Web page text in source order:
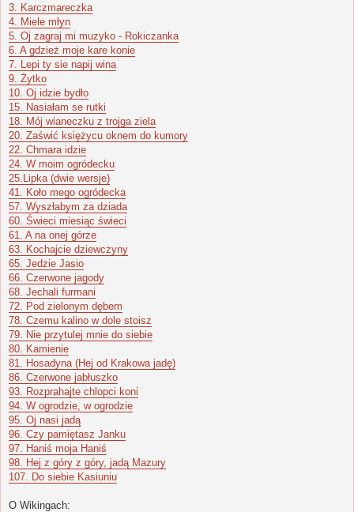
3. Karczmareczka
4. Miele młyn
5. Oj zagraj mi muzyko - Rokiczanka
6. A gdzież moje kare konie
7. Lepi ty sie napij wina
9. Żytko
10. Oj idzie bydło
15. Nasiałam se rutki
18. Mój wianeczku z trojga ziela
20. Zaświć księżycu oknem do kumory
22. Chmara idzie
24. W moim ogródecku
25.Lipka (dwie wersje)
41. Koło mego ogródecka
57. Wyszłabym za dziada
60. Świeci miesiąc świeci
61. A na onej górze
63. Kochajcie dziewczyny
65. Jedzie Jasio
66. Czerwone jagody
68. Jechali furmani
72. Pod zielonym dębem
78. Czemu kalino w dole stoisz
79. Nie przytulej mnie do siebie
80. Kamienie
81. Hosadyna (Hej od Krakowa jadę)
86. Czerwone jabłuszko
93. Rozprahajte chlopci koni
94. W ogrodzie, w ogrodzie
95. Oj nasi jadą
96. Czy pamiętasz Janku
97. Haniś moja Haniś
98. Hej z góry z góry, jadą Mazury
107. Do siebie Kasiuniu
O Wikingach: